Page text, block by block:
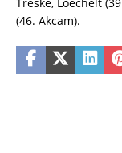
(46. Akcam).